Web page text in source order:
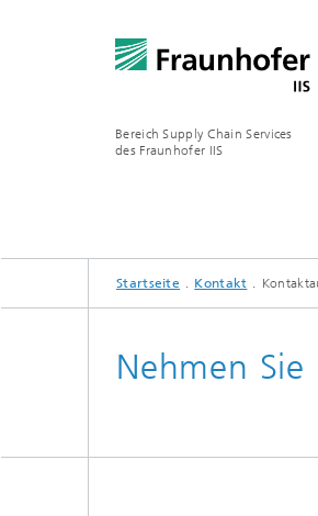
Bereich Supply Chain Services
des Fraunhofer IIS
FORSCHUNG
ÜBER UNS
Startseite Kontakt
Nehmen